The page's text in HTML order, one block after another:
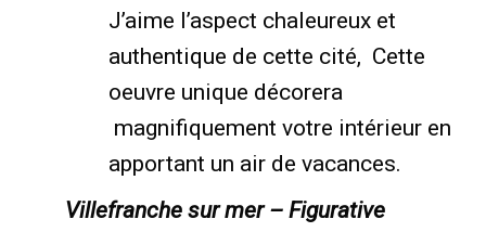
J’aime l’aspect chaleureux et
authentique de cette cité, Cette
oeuvre unique décorera
magnifiquement votre intérieur en
apportant un air de vacances.
Villefranche sur mer – Figurative